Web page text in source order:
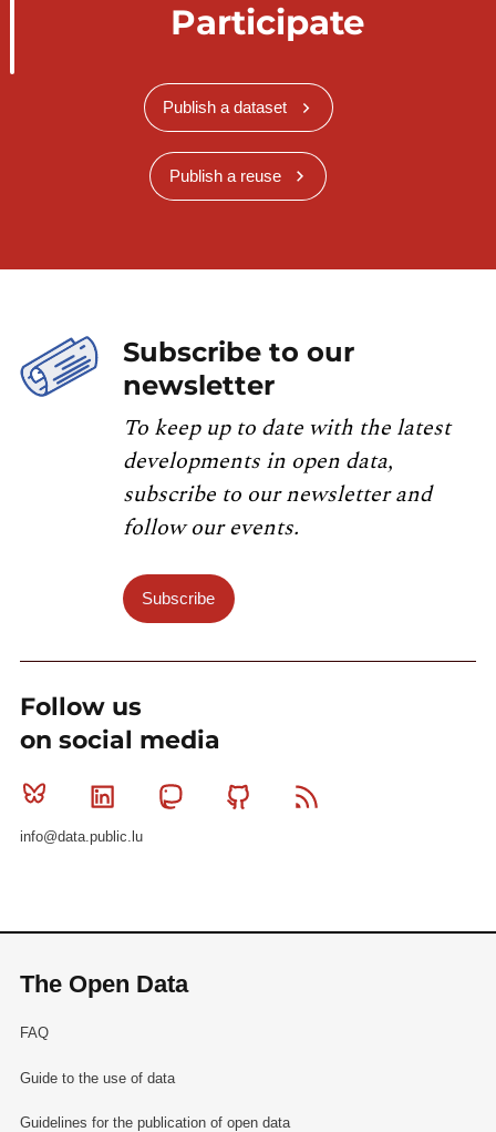
Participate
Publish a dataset
Publish a reuse
Subscribe to our
newsletter
To keep up to date with the latest
developments in open data,
subscribe to our newsletter and
follow our events.
Subscribe
Follow us
on social media
Bluesky Linkedin MastodonGithub
info@data.public.lu
The Open Data
FAQ
Guide to the use of data
Guidelines for the publication of open data